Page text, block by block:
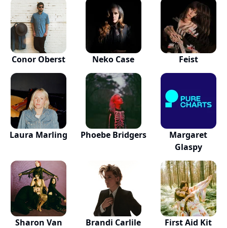
Conor Oberst Neko Case Feist
Laura Marling Phoebe Bridgers
Margaret
Glaspy
Sharon Van Brandi Carlile First Aid Kit